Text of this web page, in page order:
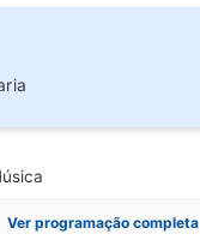
Ver programação completa